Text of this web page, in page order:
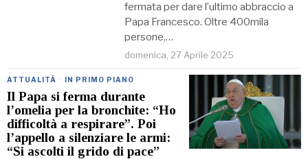
fermata per dare l’ultimo abbraccio a
Papa Francesco. Oltre 400mila
persone,…
domenica, 27 Aprile 2025
ATTUALITÀ · IN PRIMO PIANO
Il Papa si ferma durante
l’omelia per la bronchite: “Ho
difficoltà a respirare”. Poi
l’appello a silenziare le armi:
“Si ascolti il grido di pace”